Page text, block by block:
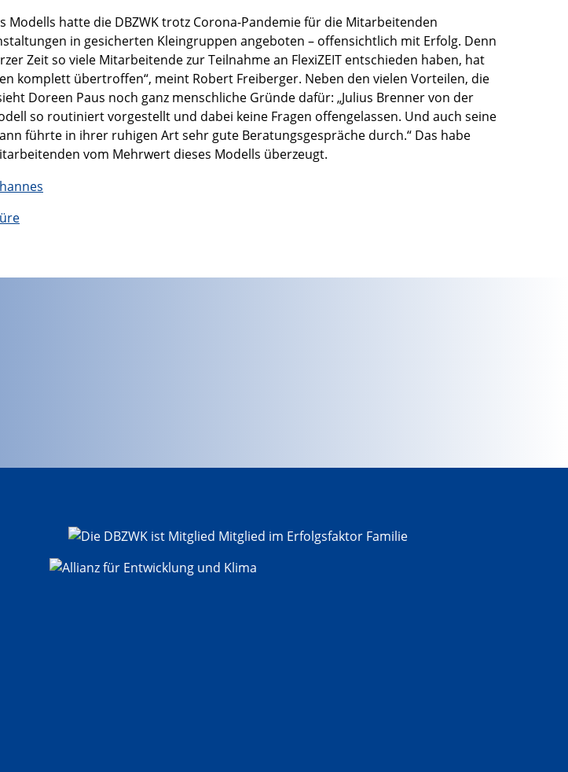
Modells hatte die DBZWK trotz Corona-Pandemie für die Mitarbeitenden
in gesicherten Kleingruppen angeboten – offensichtlich mit Erfolg. Denn
Zeit so viele Mitarbeitende zur Teilnahme an FlexiZEIT entschieden haben, hat
komplett übertroffen“, meint Robert Freiberger. Neben den vielen Vorteilen, die
Doreen Paus noch ganz menschliche Gründe dafür: „Julius Brenner von der
so routiniert vorgestellt und dabei keine Fragen offengelassen. Und auch seine
führte in ihrer ruhigen Art sehr gute Beratungsgespräche durch.“ Das habe
vom Mehrwert dieses Modells überzeugt.